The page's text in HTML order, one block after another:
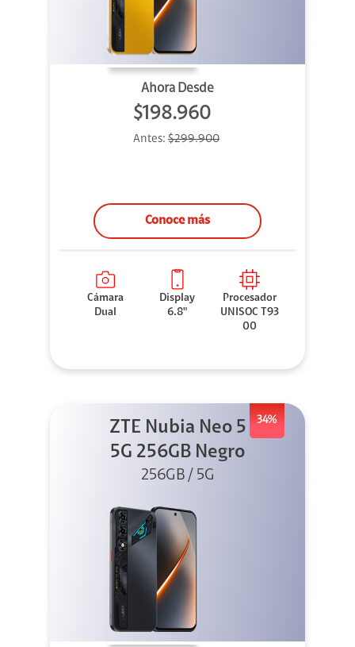
Ahora Desde
$198.960
Antes: $299.900
Conoce más
Cámara
Dual
Display
6.8"
Procesador
UNISOC T93
00
34%
ZTE Nubia Neo 5
5G 256GB Negro
256GB / 5G